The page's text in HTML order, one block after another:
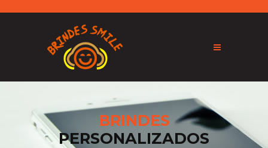
BRINDES
PERSONALIZADOS